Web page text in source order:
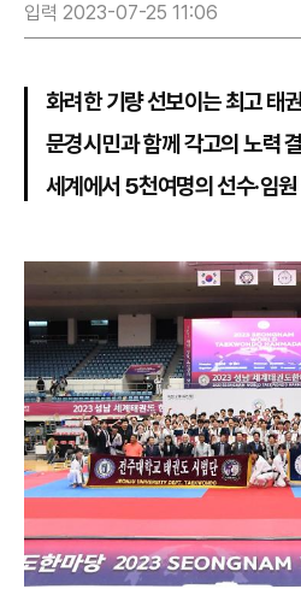
입력 2023-07-25 11:06
화려한 기량 선보이는 최고 태
문경시민과 함께 각고의 노력
세계에서 5천여명의 선수·임